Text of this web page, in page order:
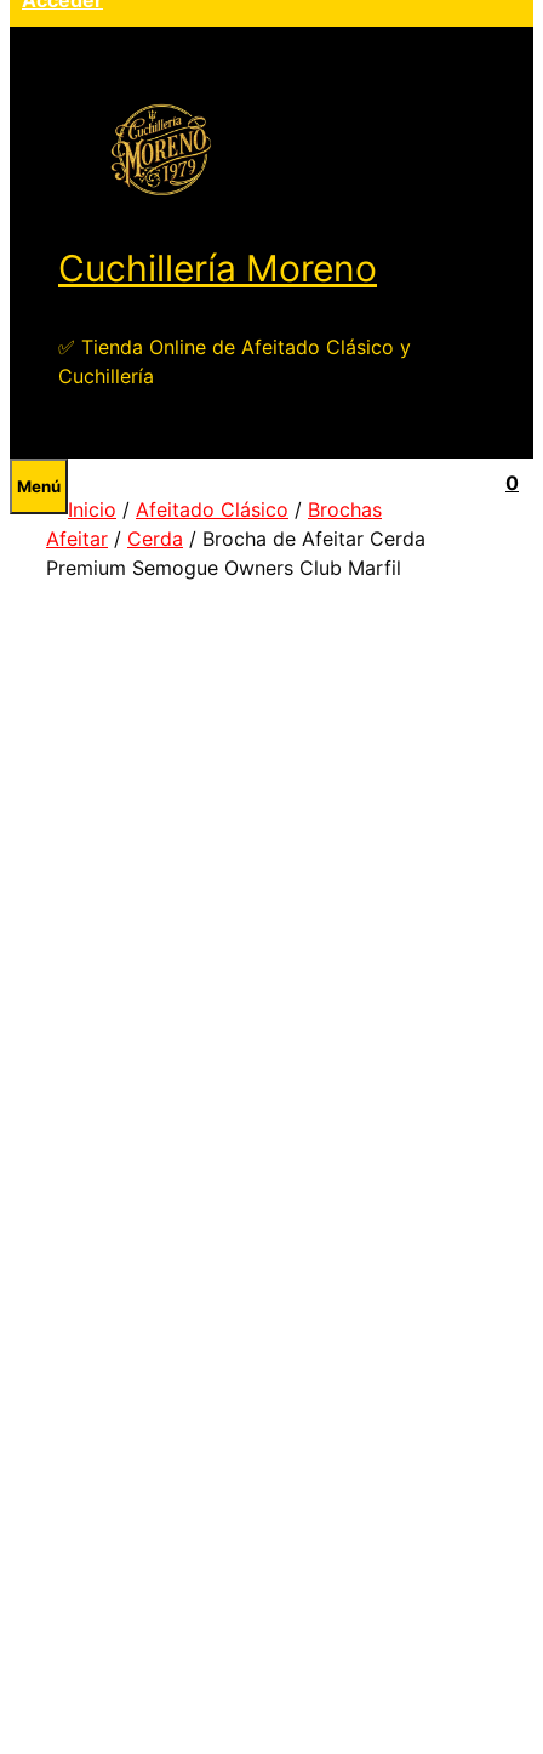
Cuchillería Moreno
✅ Tienda Online de Afeitado Clásico y
Cuchillería
0
Menú
Inicio / Afeitado Clásico / Brochas
Afeitar / Cerda / Brocha de Afeitar Cerda
Premium Semogue Owners Club Marfil